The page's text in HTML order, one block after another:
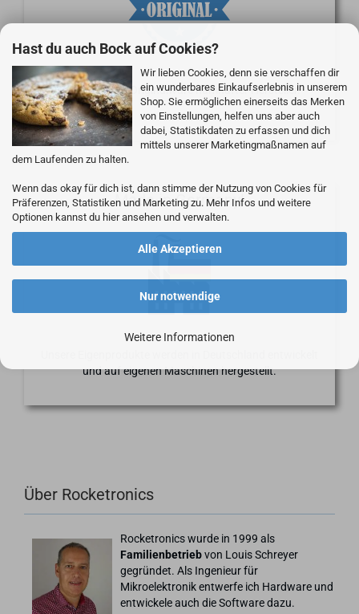
Hast du auch Bock auf Cookies?
Wir lieben Cookies, denn sie verschaffen dir
ein wunderbares Einkaufserlebnis in unserem
Shop. Sie ermöglichen einerseits das Merken
von Einstellungen, helfen uns aber auch
dabei, Statistikdaten zu erfassen und dich
mittels unserer Marketingmaßnamen auf
dem Laufenden zu halten.
Wenn das okay für dich ist, dann stimme der Nutzung von Cookies für
Präferenzen, Statistiken und Marketing zu. Mehr Infos und weitere
Optionen kannst du hier ansehen und verwalten.
Alle Akzeptieren
Nur notwendige
Weitere Informationen
Wir liefern nur Originalware namhafter Hersteller.
Made in Germany!
und auf eigenen Maschinen hergestellt.
Über Rocketronics
Rocketronics wurde in 1999 als
Familienbetriebvon Louis Schreyer
gegründet. Als Ingenieur für
Mikroelektronik entwerfe ich Hardware und
entwickele auch die Software dazu.